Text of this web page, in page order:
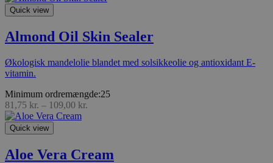
Quick view
Almond Oil Skin Sealer
Økologisk mandelolie blandet med solsikkeolie og antioxidant E-
vitamin.
Minimum ordremængde:25
81,75 kr. – 109,00 kr.
Quick view
Aloe Vera Cream